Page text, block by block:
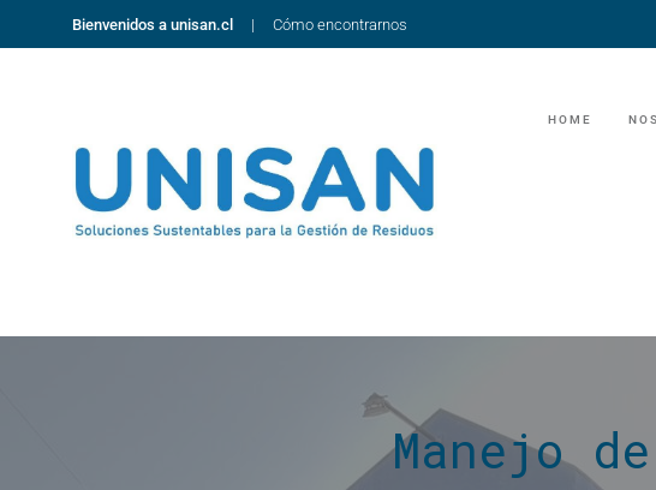
Bienvenidos a unisan.cl Cómo encontrarnos
HOME
Manejo